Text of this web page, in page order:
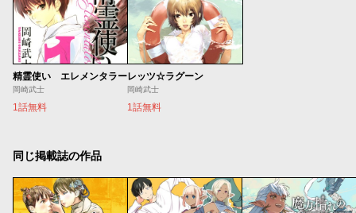
精霊使い エレメンタラー
岡崎武士
1話無料
レッツ☆ラグーン
岡崎武士
1話無料
同じ掲載誌の作品